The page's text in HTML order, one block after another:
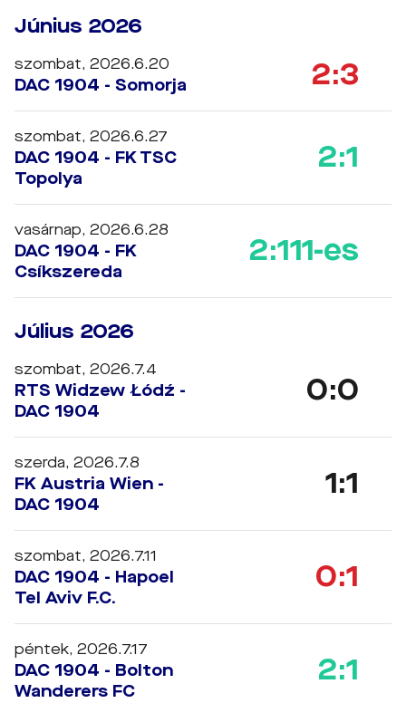
Június 2026
szombat, 2026.6.20
DAC 1904 - Somorja 2:3
szombat, 2026.6.27
DAC 1904 - FK TSC
Topolya
2:1
vasárnap, 2026.6.28
DAC 1904 - FK
Csíkszereda
2:111-es
Július 2026
szombat, 2026.7.4
RTS Widzew Łódź -
DAC 1904
0:0
szerda, 2026.7.8
FK Austria Wien -
DAC 1904
1:1
szombat, 2026.7.11
DAC 1904 - Hapoel
Tel Aviv F.C.
0:1
péntek, 2026.7.17
DAC 1904 - Bolton
Wanderers FC
2:1